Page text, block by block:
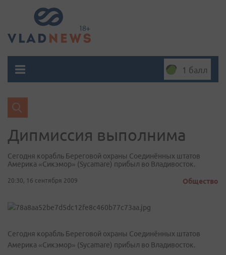
1 балл
Дипмиссия выполнима
Сегодня корабль Береговой охраны Соединённых штатов
Америка «Сикэмор» (Sycamare) прибыл во Владивосток.
20:30, 16 сентября 2009 Общество
Сегодня корабль Береговой охраны Соединённых штатов
Америка «Сикэмор» (Sycamare) прибыл во Владивосток.